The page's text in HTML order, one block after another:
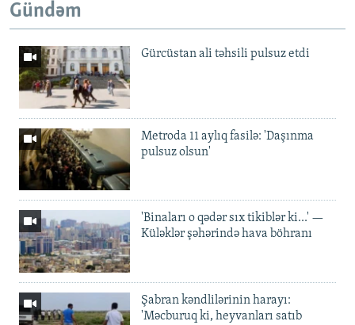
Gündəm
Gürcüstan ali təhsili pulsuz etdi
Metroda 11 aylıq fasilə: 'Daşınma
pulsuz olsun'
'Binaları o qədər sıx tikiblər ki...' —
Küləklər şəhərində hava böhranı
Şabran kəndlilərinin harayı:
'Məcburuq ki, heyvanları satıb